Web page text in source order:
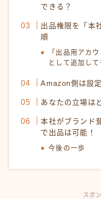
できる？
出品権限を「本
順
「出品用アカ
として追加して
Amazon側は設
あなたの立場は
本社がブランド
で出品は可能！
今後の一歩
スポ